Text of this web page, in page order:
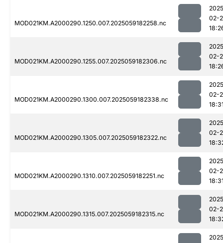
MOD021KM.A2000290.1250.007.2025059182258.nc
02-
MOD021KM.A2000290.1255.007.2025059182306.nc
02-
MOD021KM.A2000290.1300.007.2025059182338.nc
02-
MOD021KM.A2000290.1305.007.2025059182322.nc
02-
MOD021KM.A2000290.1310.007.2025059182251.nc
02-
MOD021KM.A2000290.1315.007.2025059182315.nc
02-